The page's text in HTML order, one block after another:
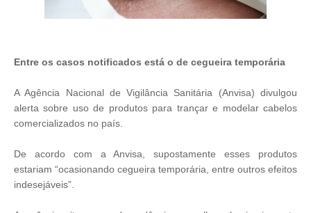
Entre os casos notificados está o de cegueira temporária
A Agência Nacional de Vigilância Sanitária (Anvisa) divulgou
alerta sobre uso de produtos para trançar e modelar cabelos
comercializados no país.
De acordo com a Anvisa, supostamente esses produtos
estariam “ocasionando cegueira temporária, entre outros efeitos
indesejáveis”.